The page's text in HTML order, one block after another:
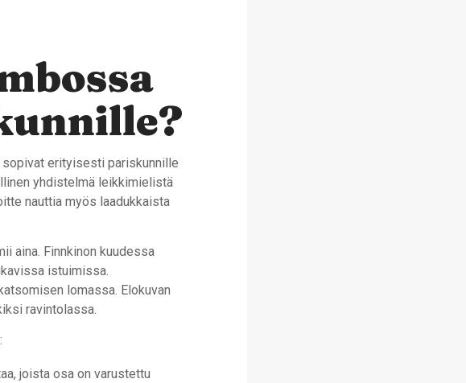
erityisesti pariskunnille
yhdistelmä leikkimielistä
nauttia myös laadukkaista
aina. Finnkinon kuudessa
istuimissa.
lomassa. Elokuvan
ravintolassa.
joista osa on varustettu